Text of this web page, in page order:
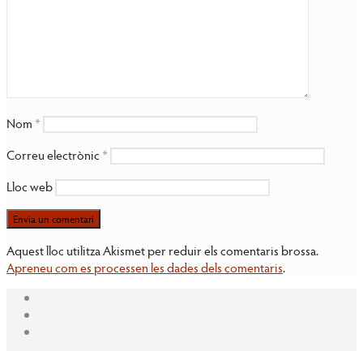
Nom *
Correu electrònic *
Lloc web
Aquest lloc utilitza Akismet per reduir els comentaris brossa.
Apreneu com es processen les dades dels comentaris.